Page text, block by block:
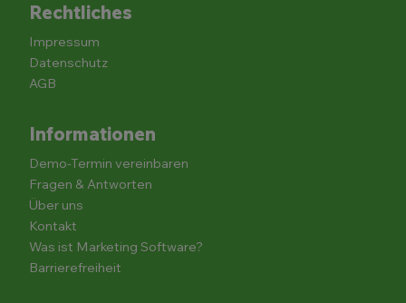
Rechtliches
Impressum
Datenschutz
AGB
Informationen
Demo-Termin vereinbaren
Fragen & Antworten
Über uns
Kontakt
Was ist Marketing Software?
Barrierefreiheit